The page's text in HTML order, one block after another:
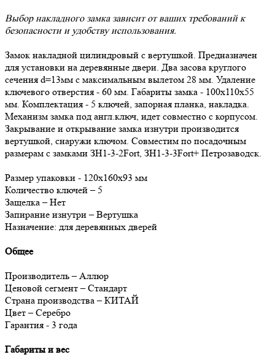
Выбор накладного замка зависит от ваших требований к
безопасности и удобству использования.
Замок накладной цилиндровый с вертушкой. Предназначен
для установки на деревянные двери. Два засова круглого
сечения d=13мм с максимальным вылетом 28 мм. Удаление
ключевого отверстия - 60 мм. Габариты замка - 100х110х55
мм. Комплектация - 5 ключей, запорная планка, накладка.
Механизм замка под англ.ключ, идет совместно с корпусом.
Закрывание и открывание замка изнутри производится
вертушкой, снаружи ключом. Совместим по посадочным
размерам с замками ЗН1-3-2Fort, ЗН1-3-3Fort+ Петрозаводск.
Размер упаковки - 120х160х93 мм
Количество ключей – 5
Защелка – Нет
Запирание изнутри – Вертушка
Назначение: для деревянных дверей
Общеe
Производитель – Аллюр
Ценовой сегмент – Стандарт
Страна производства – КИТАЙ
Цвет – Серебро
Гарантия - 3 года
Габариты и веc